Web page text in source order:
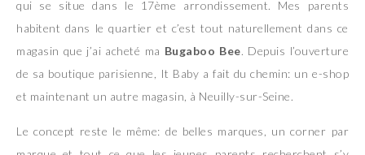
qui se situe dans le 17ème arrondissement. Mes parents
habitent dans le quartier et c’est tout naturellement dans ce
magasin que j’ai acheté ma Bugaboo Bee. Depuis l’ouverture
de sa boutique parisienne, It Baby a fait du chemin: un e-shop
et maintenant un autre magasin, à Neuilly-sur-Seine.
Le concept reste le même: de belles marques, un corner par